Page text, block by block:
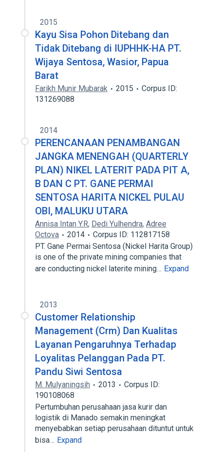
2015
Kayu Sisa Pohon Ditebang dan
Tidak Ditebang di IUPHHK-HA PT.
Wijaya Sentosa, Wasior, Papua
Barat
Farikh Munir Mubarak 2015
Corpus ID:
131269088
2014
PERENCANAAN PENAMBANGAN
JANGKA MENENGAH (QUARTERLY
PLAN) NIKEL LATERIT PADA PIT A,
B DAN C PT. GANE PERMAI
SENTOSA HARITA NICKEL PULAU
OBI, MALUKU UTARA
Annisa Intan Y.R, Dedi Yulhendra, Adree
Octova
2014
Corpus ID: 112817158
PT. Gane Permai Sentosa (Nickel Harita Group)
is one of the private mining companies that
are conducting nickel laterite mining… Expand
2013
Customer Relationship
Management (Crm) Dan Kualitas
Layanan Pengaruhnya Terhadap
Loyalitas Pelanggan Pada PT.
Pandu Siwi Sentosa
M. Mulyaningsih 2013
Corpus ID:
190108068
Pertumbuhan perusahaan jasa kurir dan
logistik di Manado semakin meningkat
menyebabkan setiap perusahaan dituntut untuk
bisa… Expand